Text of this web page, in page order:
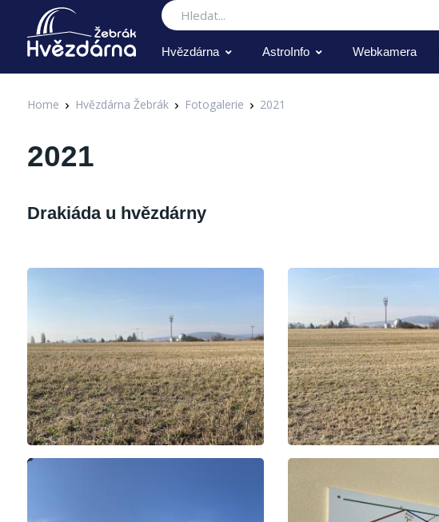
Hledat
Hvězdárna AstroInfo Webkamera
Home Hvězdárna Žebrák Fotogalerie 2021
2021
Drakiáda u hvězdárny